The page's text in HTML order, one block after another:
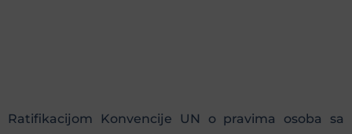
Ratifikacijom Konvencije UN o pravima osoba sa